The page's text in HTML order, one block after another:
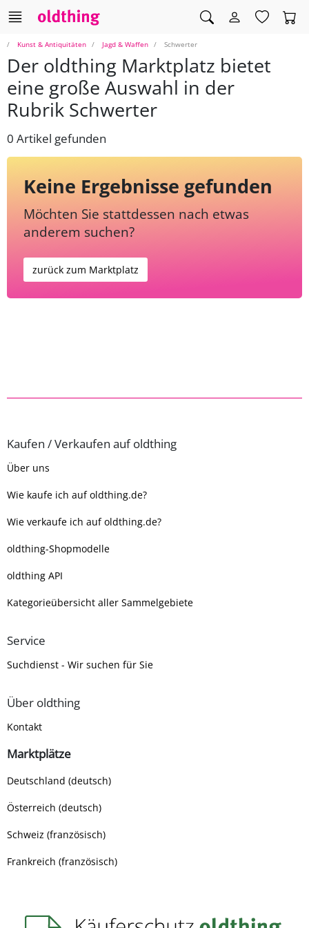
Kunst & Antiquitäten Jagd & Waffen Schwerter
Der oldthing Marktplatz bietet
eine große Auswahl in der
Rubrik Schwerter
0 Artikel gefunden
Keine Ergebnisse gefunden
Möchten Sie stattdessen nach etwas
anderem suchen?
zurück zum Marktplatz
Kaufen / Verkaufen auf oldthing
Über uns
Wie kaufe ich auf oldthing.de?
Wie verkaufe ich auf oldthing.de?
oldthing-Shopmodelle
oldthing API
Kategorieübersicht aller Sammelgebiete
Service
Suchdienst - Wir suchen für Sie
Über oldthing
Kontakt
Marktplätze
Deutschland (deutsch)
Österreich (deutsch)
Schweiz (französisch)
Frankreich (französisch)